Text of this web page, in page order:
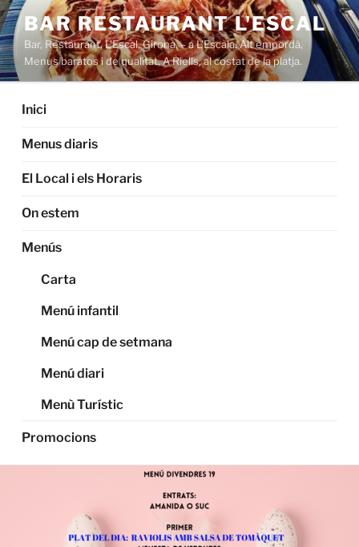
Saltar
al
contenido
BAR RESTAURANT L'ESCAL
Bar, Restaurant, L'Escal, Girona, – a L'Escala. Alt empordà,
Menus baratos i de qualitat. A Riells, al costat de la platja.
Inici
Menus diaris
El Local i els Horaris
On estem
Menús
Carta
Menú infantil
Menú cap de setmana
Menú diari
Menù Turístic
Promocions